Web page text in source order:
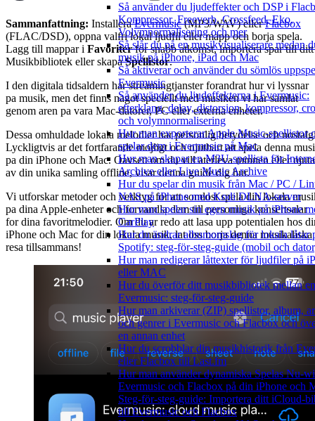
Så använder du ljudeffekter och DSP i
Kompressor, Freeverb, Crossfeed, Eko,
Volymnormalisering och mer
Så slår du på en musikvisualiserare medan
musik på iPhone, iPad och Mac
Så aktiverar och använder du sömlös
Evermusic
Så använder du ljudeffekterna i Evermusic:
efterklang, delay, distorsion, kompressor,
och volymnormalisering
Hur man exporterar Apple Music-spellistor
spelar dem i Evermusic på Mac
Hur man skapar en M3U-spellista för
Archive eller Live Music Archive
Hur du spelar din musik från Mac / PC /
NAS på iPhone med Kodi DLNA-server
Hur man spelar sin egen musik på iPhone
CarPlay
Hur du ändrar albumomslag för lokala låtar
Spotify: steg-för-steg-guide (mobil och
Hur man redigerar låttexter för ljudfiler på
eller MAC
Hur du överför ditt musikbibliotek mellan
Evermusic: steg-för-steg-guide
Hur man arkiverar (ZIP) spellistor, album,
och genrer i Evermusic och Flacbox och
en annan enhet
Hur du scrobblar din musikhistorik från
eller Flacbox till Last.fm
Hur man använder dynamiska Spelas Nu-
Evermusic och Flacbox på din iPhone och
Steg-för-steg-guide: Importera ditt iCloud-
till Evermusic och Flacbox
Sammanfattning: InstalleraEvermusic(MP3/WAV) ellerFlacbox
(FLAC/DSD), oppna valfri lokal ljudfil eller mapp och borja spela.
Lagg till mappar i Favoriterfor snabb atkomst, importera spar till ditt
Musikbibliotek eller skapaSpellistor.
I den digitala tidsaldern har streamingtjanster forandrat hur vi lyssnar
pa musik, men det finns nagot speciellt med musiken vi har samlat
genom aren pa vara Mac-datorer, PC eller externa enheter.
Dessa omhuldade lokala melodier har personlig betydelse och
Lyckligtvis ar det fortfarande mojligt och njutbart att spela denna
pa din iPhone och Mac. Oavsett om du vill aterleva minnen eller njuta
av din unika samling offline, visar denna guide dig hur.
Vi utforskar metoder och verktyg for att somlost spela din lokala
pa dina Apple-enheter och forvandla dem till personliga konsertsalar
for dina favoritmelodier. Om du ar redo att lasa upp potentialen hos
iPhone och Mac for din lokala musik, lat oss borja denna musikaliska
resa tillsammans!